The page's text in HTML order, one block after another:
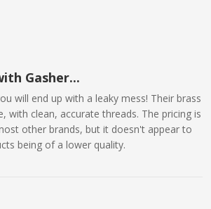
Gasher...
will end up with a leaky mess! Their brass
with clean, accurate threads. The pricing is
other brands, but it doesn't appear to
being of a lower quality.